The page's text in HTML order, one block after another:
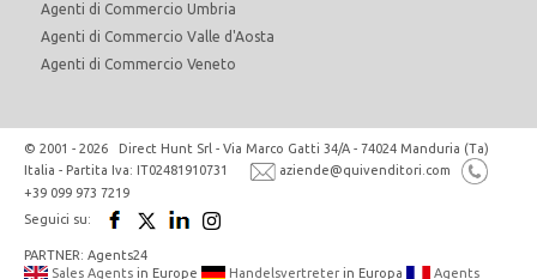
Agenti di Commercio Umbria
Agenti di Commercio Valle d'Aosta
Agenti di Commercio Veneto
© 2001 - 2026 Direct Hunt Srl - Via Marco Gatti 34/A - 74024 Manduria (Ta)
Italia - Partita Iva: IT02481910731
aziende@quivenditori.com
+39 099 973 7219
Seguici su:
PARTNER: Agents24
Sales Agents in Europe Handelsvertreter in Europa Agents